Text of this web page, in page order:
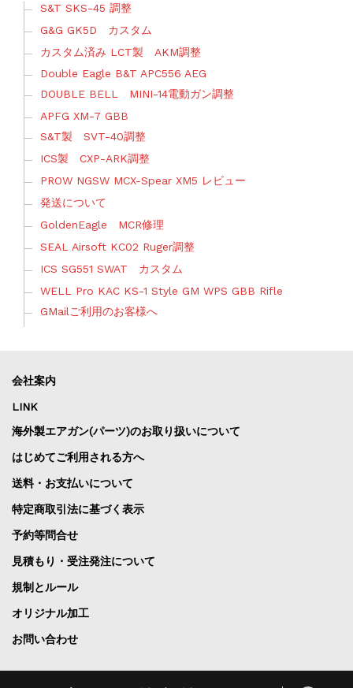
S&T SKS-45 調整
G&G GK5D カスタム
カスタム済み LCT製 AKM調整
Double Eagle B&T APC556 AEG
DOUBLE BELL MINI-14電動ガン調整
APFG XM-7 GBB
S&T製 SVT-40調整
ICS製 CXP-ARK調整
PROW NGSW MCX-Spear XM5 レビュー
発送について
GoldenEagle MCR修理
SEAL Airsoft KC02 Ruger調整
ICS SG551 SWAT カスタム
WELL Pro KAC KS-1 Style GM WPS GBB Rifle
GMailご利用のお客様へ
会社案内
LINK
海外製エアガン(パーツ)のお取り扱いについて
はじめてご利用される方へ
送料・お支払いについて
特定商取引法に基づく表示
予約等問合せ
見積もり・受注発注について
規制とルール
オリジナル加工
お問い合わせ